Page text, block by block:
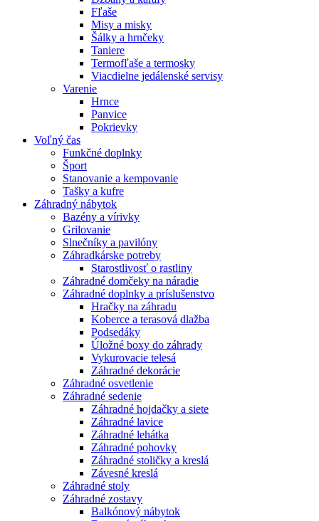
Fľaše
Misy a misky
Šálky a hrnčeky
Taniere
Termofľaše a termosky
Viacdielne jedálenské servisy
Varenie
Hrnce
Panvice
Pokrievky
Voľný čas
Funkčné doplnky
Šport
Stanovanie a kempovanie
Tašky a kufre
Záhradný nábytok
Bazény a vírivky
Grilovanie
Slnečníky a pavilóny
Záhradkárske potreby
Starostlivosť o rastliny
Záhradné domčeky na náradie
Záhradné doplnky a príslušenstvo
Hračky na záhradu
Koberce a terasová dlažba
Podsedáky
Úložné boxy do záhrady
Vykurovacie telesá
Záhradné dekorácie
Záhradné osvetlenie
Záhradné sedenie
Záhradné hojdačky a siete
Záhradné lavice
Záhradné lehátka
Záhradné pohovky
Záhradné stoličky a kreslá
Závesné kreslá
Záhradné stoly
Záhradné zostavy
Balkónový nábytok